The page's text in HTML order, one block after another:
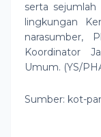
serta
lingkungan
narasumber,
Koordinator
Umum. (YS/
Sumber: kot-